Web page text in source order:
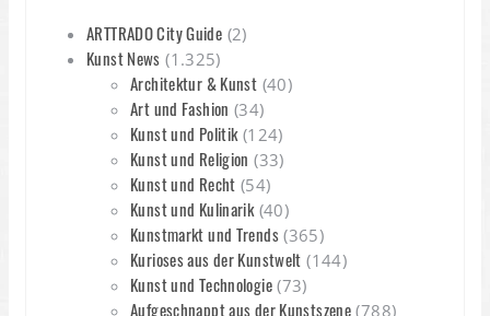
ARTTRADO City Guide (2)
Kunst News (1.325)
Architektur & Kunst (40)
Art und Fashion (34)
Kunst und Politik(124)
Kunst und Religion (33)
Kunst und Recht (54)
Kunst und Kulinarik(40)
Kunstmarkt und Trends(365)
Kurioses aus der Kunstwelt (144)
Kunst und Technologie(73)
Aufgeschnappt aus der Kunstszene (788)